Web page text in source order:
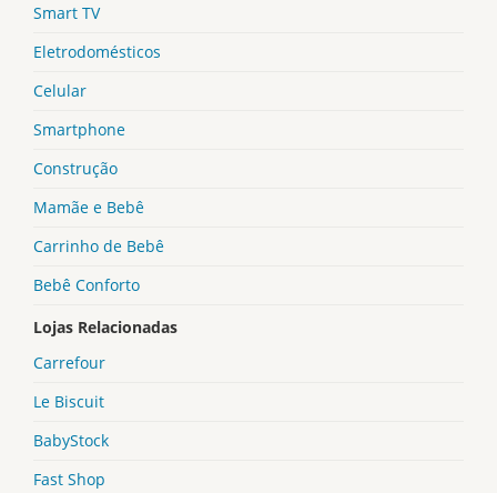
Smart TV
Eletrodomésticos
Celular
Smartphone
Construção
Mamãe e Bebê
Carrinho de Bebê
Bebê Conforto
Lojas Relacionadas
Carrefour
Le Biscuit
BabyStock
Fast Shop